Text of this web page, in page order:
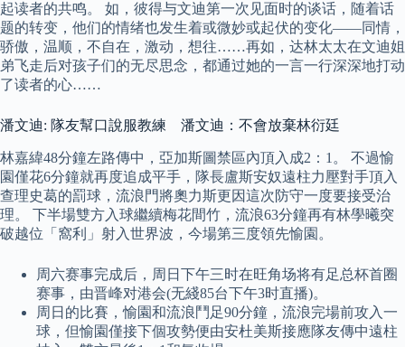
起读者的共鸣。 如，彼得与文迪第一次见面时的谈话，随着话
题的转变，他们的情绪也发生着或微妙或起伏的变化——同情，
骄傲，温顺，不自在，激动，想往……再如，达林太太在文迪姐
弟飞走后对孩子们的无尽思念，都通过她的一言一行深深地打动
了读者的心……
潘文迪: 隊友幫口說服教練 潘文迪：不會放棄林衍廷
林嘉緯48分鐘左路傳中，亞加斯圖禁區內頂入成2：1。 不過愉
園僅花6分鐘就再度追成平手，隊長盧斯安奴遠柱力壓對手頂入
查理史葛的罰球，流浪門將奧力斯更因這次防守一度要接受治
理。 下半場雙方入球繼續梅花間竹，流浪63分鐘再有林學曦突
破越位「窩利」射入世界波，今場第三度領先愉園。
周六赛事完成后，周日下午三时在旺角场将有足总杯首圈
赛事，由晋峰对港会(无綫85台下午3时直播)。
周日的比賽，愉園和流浪鬥足90分鐘，流浪完場前攻入一
球，但愉園僅接下個攻勢便由安杜美斯接應隊友傳中遠柱